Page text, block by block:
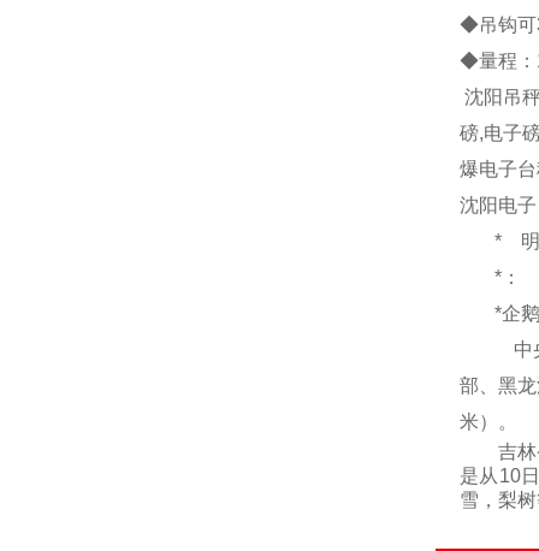
◆吊钩可
◆量程：
沈阳吊
磅,电子
爆电子
沈阳电
*
*：
*企
中
部、黑
米）。
吉林省
是从 10
雪，梨